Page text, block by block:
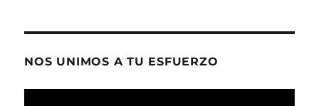
NOS UNIMOS A TU ESFUERZO